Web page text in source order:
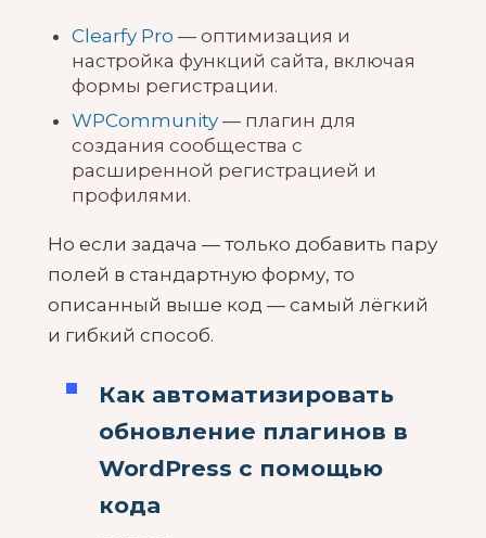
Clearfy Pro — оптимизация и
настройка функций сайта, включая
формы регистрации.
WPCommunity — плагин для
создания сообщества с
расширенной регистрацией и
профилями.
Но если задача — только добавить пару
полей в стандартную форму, то
описанный выше код — самый лёгкий
и гибкий способ.
Как автоматизировать
обновление плагинов в
WordPress с помощью
кода